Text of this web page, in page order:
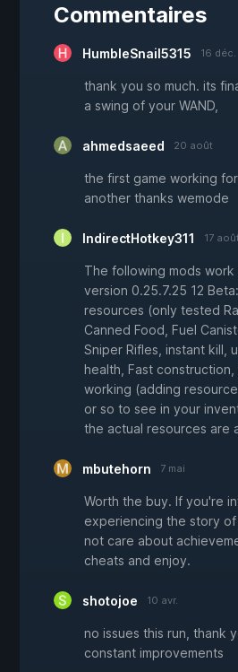
Commentaires
HumbleSnail5315 16 déc.
thank you so much. its
a swing of your WAND,
ahmedsaeed 20 août
the first game working
another thanks wemode
IndirectHotkey311 17 août
The following mods
version 0.25.7.25 12
resources (only tested
Canned Food, Fuel
Sniper Rifles, instant kill,
health, Fast
working (adding
or so to see in your
the actual resources are
mbutehorn 7 mai
Worth the buy. If you're
experiencing the story
not care about
cheats and enjoy.
shotojoe 10 avr.
no issues this run, thank
constant improvements